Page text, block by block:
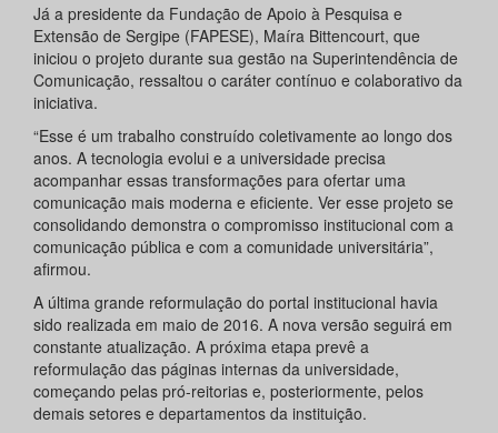
Já a presidente da Fundação de Apoio à Pesquisa e
Extensão de Sergipe (FAPESE), Maíra Bittencourt, que
iniciou o projeto durante sua gestão na Superintendência de
Comunicação, ressaltou o caráter contínuo e colaborativo da
iniciativa.
“Esse é um trabalho construído coletivamente ao longo dos
anos. A tecnologia evolui e a universidade precisa
acompanhar essas transformações para ofertar uma
comunicação mais moderna e eficiente. Ver esse projeto se
consolidando demonstra o compromisso institucional com a
comunicação pública e com a comunidade universitária”,
afirmou.
A última grande reformulação do portal institucional havia
sido realizada em maio de 2016. A nova versão seguirá em
constante atualização. A próxima etapa prevê a
reformulação das páginas internas da universidade,
começando pelas pró-reitorias e, posteriormente, pelos
demais setores e departamentos da instituição.